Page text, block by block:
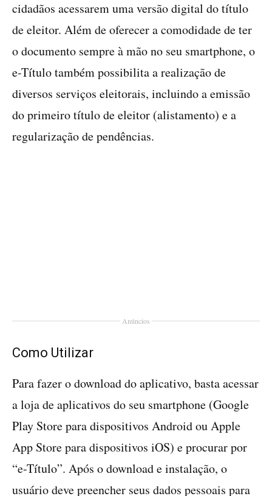
cidadãos acessarem uma versão digital do título
de eleitor. Além de oferecer a comodidade de ter
o documento sempre à mão no seu smartphone, o
e-Título também possibilita a realização de
diversos serviços eleitorais, incluindo a emissão
do primeiro título de eleitor (alistamento) e a
regularização de pendências.
Anúncios
Como Utilizar
Para fazer o download do aplicativo, basta acessar
a loja de aplicativos do seu smartphone (Google
Play Store para dispositivos Android ou Apple
App Store para dispositivos iOS) e procurar por
“e-Título”. Após o download e instalação, o
usuário deve preencher seus dados pessoais para